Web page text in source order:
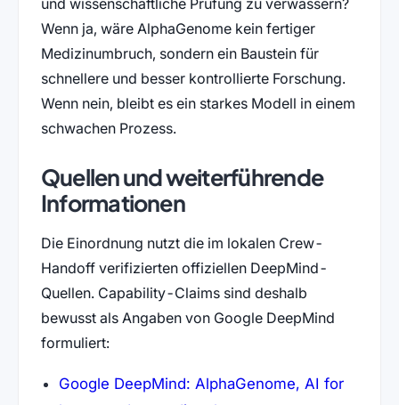
Wenn ja, wäre AlphaGenome kein fertiger
Medizinumbruch, sondern ein Baustein für
schnellere und besser kontrollierte Forschung.
Wenn nein, bleibt es ein starkes Modell in einem
schwachen Prozess.
Quellen und weiterführende
Informationen
Die Einordnung nutzt die im lokalen Crew-
Handoff verifizierten offiziellen DeepMind-
Quellen. Capability-Claims sind deshalb
bewusst als Angaben von Google DeepMind
formuliert:
Google DeepMind: AlphaGenome, AI for